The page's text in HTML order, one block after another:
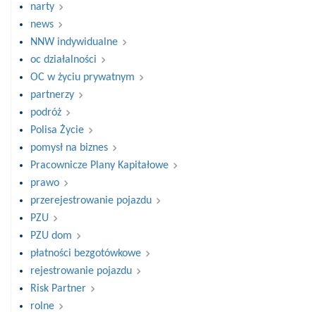
narty
news
NNW indywidualne
oc działalności
OC w życiu prywatnym
partnerzy
podróż
Polisa Życie
pomysł na biznes
Pracownicze Plany Kapitałowe
prawo
przerejestrowanie pojazdu
PZU
PZU dom
płatności bezgotówkowe
rejestrowanie pojazdu
Risk Partner
rolne